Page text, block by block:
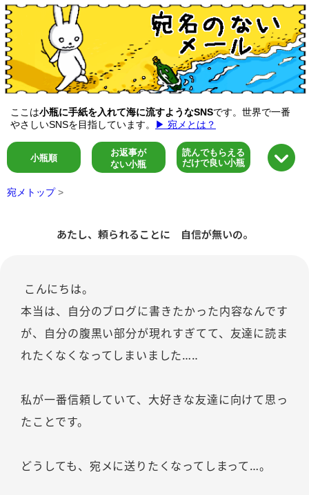
ここは小瓶に手紙を入れて海に流すようなSNSです。世界で一番
やさしいSNSを目指しています。
▶ 宛メとは？
小瓶順
お返事が
ない小瓶
読んでもらえる
だけで良い小瓶
宛メトップ >
あたし、頼られることに 自信が無いの。
こんにちは。
本当は、自分のブログに書きたかった内容なんです
が、自分の腹黒い部分が現れすぎてて、友達に読ま
れたくなくなってしまいました…‥
私が一番信頼していて、大好きな友達に向けて思っ
たことです。
どうしても、宛メに送りたくなってしまって…。